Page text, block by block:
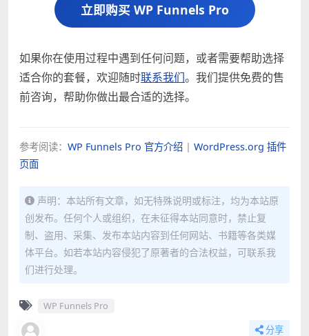
立即购买 WP Funnels Pro
如果你在使用过程中遇到任何问题，或者需要帮助选择
适合你的套餐，欢迎随时联系我们。我们提供免费的售
前咨询，帮助你做出最合适的选择。
参考阅读： WP Funnels Pro 官方介绍 | WordPress.org 插件
页面
声明：本站所有文章，如无特殊说明或标注，均为本站原
创发布。任何个人或组织，在未征得本站同意时，禁止复
制、盗用、采集、发布本站内容到任何网站、书籍等各类媒
体平台。如若本站内容侵犯了原著者的合法权益，可联系我
们进行处理。
WP Funnels Pro
分享